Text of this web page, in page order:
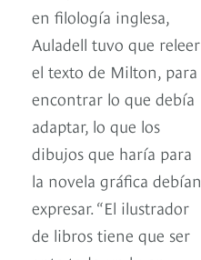
en filología inglesa,
Auladell tuvo que releer
el texto de Milton, para
encontrar lo que debía
adaptar, lo que los
dibujos que haría para
la novela gráfica debían
expresar. “El ilustrador
de libros tiene que ser